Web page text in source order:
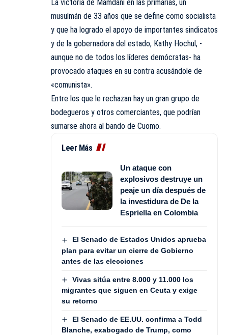
La victoria de Mamdani en las primarias, un
musulmán de 33 años que se define como socialista
y que ha logrado el apoyo de importantes sindicatos
y de la gobernadora del estado, Kathy Hochul, -
aunque no de todos los líderes demócratas- ha
provocado ataques en su contra acusándole de
«comunista».
Entre los que le rechazan hay un gran grupo de
bodegueros y otros comerciantes, que podrían
sumarse ahora al bando de Cuomo.
Leer Más
Un ataque con
explosivos destruye un
peaje un día después de
la investidura de De la
Espriella en Colombia
El Senado de Estados Unidos aprueba
plan para evitar un cierre de Gobierno
antes de las elecciones
Vivas sitúa entre 8.000 y 11.000 los
migrantes que siguen en Ceuta y exige
su retorno
El Senado de EE.UU. confirma a Todd
Blanche, exabogado de Trump, como